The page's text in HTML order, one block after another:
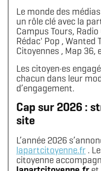
Le monde des
un rôle clé avec la
Campus Tours,
Rédac' Pop , Wanted
Citoyennes , Map 36,
Les citoyen·es
chacun dans leur
d’engagement.
Cap sur 2026 :
site
L’année 2026
lapartcitoyenne.fr .
citoyenne